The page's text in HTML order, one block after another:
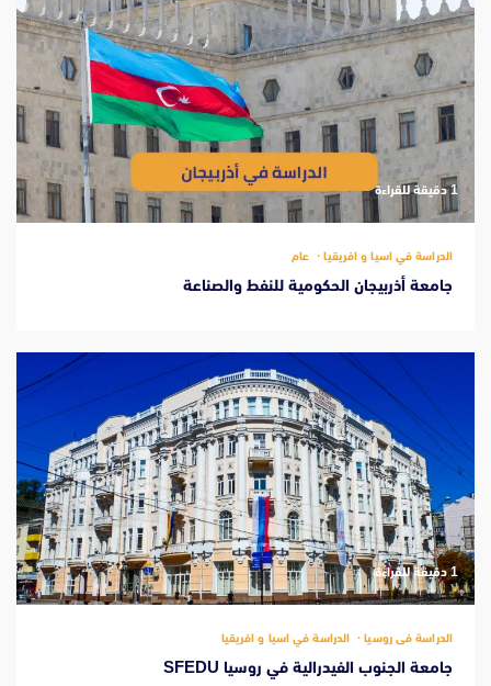
‫1 دقيقة للقراءة
الدراسة في اسيا و افريقيا عام
جامعة أذربيجان الحكومية للنفط والصناعة
‫1 دقيقة للقراءة
الدراسة فى روسيا الدراسة في اسيا و افريقيا
جامعة الجنوب الفيدرالية في روسيا SFEDU